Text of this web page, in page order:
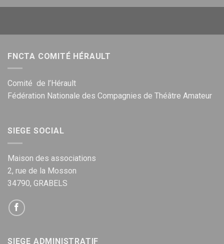
FNCTA COMITÉ HÉRAULT
Comité de l’Hérault
Fédération Nationale des Compagnies de Théâtre Amateur
SIEGE SOCIAL
Maison des associations
2, rue de la Mosson
34790, GRABELS
SIEGE ADMINISTRATIF